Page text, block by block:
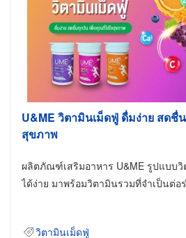
U&ME วิตามินเม็ดฟู่ ดื่มง่าย สด
สุขภาพ
ผลิตภัณฑ์เสริมอาหาร U&ME รูปแบบ
ได้ง่าย มาพร้อมวิตามินรวมที่จำเป็นต่อ
วิตามินเม็ดฟู่